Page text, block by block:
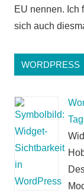
EU nennen. Ich
sich auch
WORDPRESS